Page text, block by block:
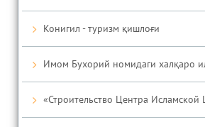
Конигил - туризм қишлоғи
Имом Бухорий номидаги халқаро
«Строительство Центра